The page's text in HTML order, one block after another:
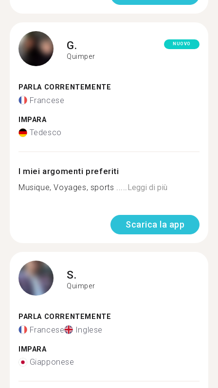
G.
Quimper
NUOVO
PARLA CORRENTEMENTE
Francese
IMPARA
Tedesco
I miei argomenti preferiti
Musique, Voyages, sports .....Leggi di più
Scarica la app
S.
Quimper
PARLA CORRENTEMENTE
Francese Inglese
IMPARA
Giapponese